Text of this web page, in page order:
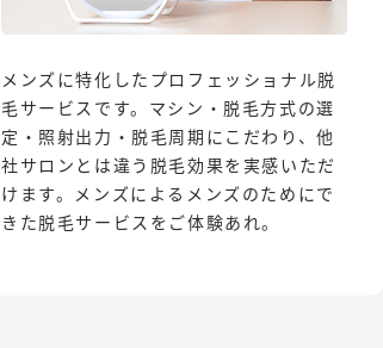
メンズに特化したプロフェッショナル脱
毛サービスです。マシン・脱毛方式の選
定・照射出力・脱毛周期にこだわり、他
社サロンとは違う脱毛効果を実感いただ
けます。メンズによるメンズのためにで
きた脱毛サービスをご体験あれ。